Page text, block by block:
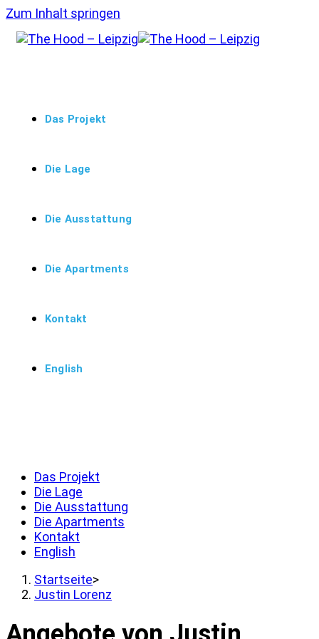
Zum Inhalt springen
Das Projekt
Die Lage
Die Ausstattung
Die Apartments
Kontakt
English
Das Projekt
Die Lage
Die Ausstattung
Die Apartments
Kontakt
English
Startseite>
Justin Lorenz